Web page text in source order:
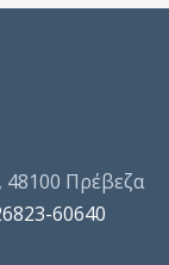
Πρέβεζα
60640